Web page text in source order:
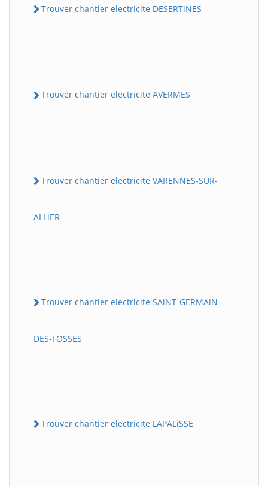
Trouver chantier electricite DESERTiNES
Trouver chantier electricite AVERMES
Trouver chantier electricite VARENNES-SUR-
ALLiER
Trouver chantier electricite SAiNT-GERMAiN-
DES-FOSSES
Trouver chantier electricite LAPALiSSE